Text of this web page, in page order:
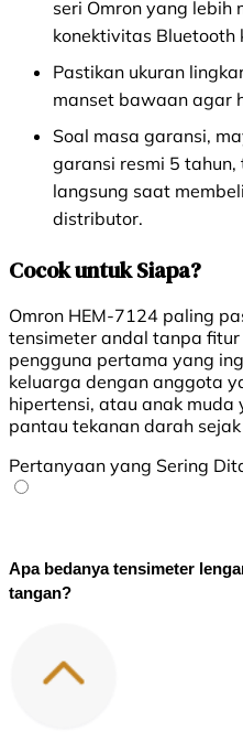
seri Omron yang lebih
konektivitas Bluetooth
Pastikan ukuran
manset bawaan agar
Soal masa garansi,
garansi resmi 5
langsung saat
distributor.
Cocok untuk Siapa?
Omron HEM-7124 paling
tensimeter andal tanpa
pengguna pertama yang
keluarga dengan anggota
hipertensi, atau anak
pantau tekanan darah
Pertanyaan yang Sering
Apa bedanya tensimeter
tangan?